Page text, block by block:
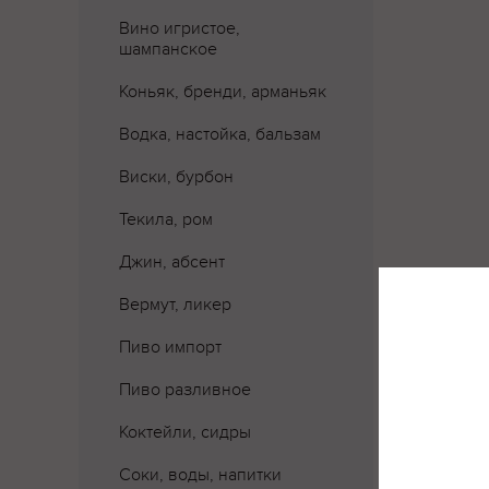
Вино игристое,
шампанское
Коньяк, бренди, арманьяк
Водка, настойка, бальзам
Виски, бурбон
Текила, ром
Джин, абсент
Вермут, ликер
Пиво импорт
Пиво разливное
Коктейли, сидры
Соки, воды, напитки